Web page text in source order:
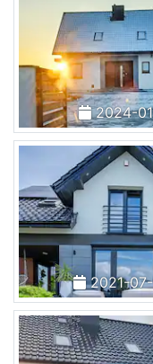
2024-
2021-